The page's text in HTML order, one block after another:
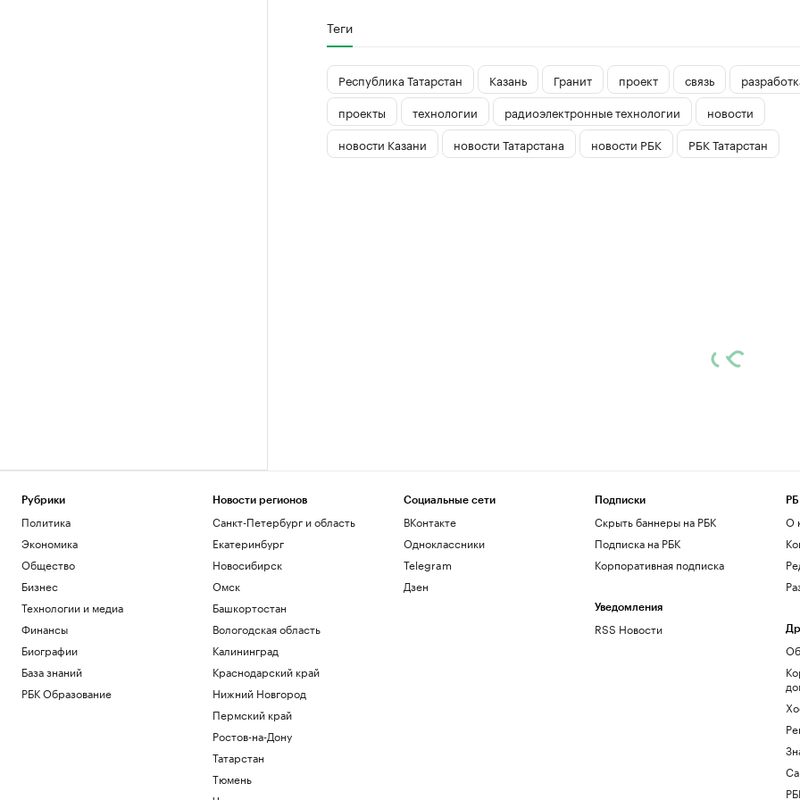
Теги
Республика Татарстан Казань Гранит проект связь
проекты
технологии радиоэлектронные технологии
новости
новости Казани
новости Татарстана новости РБК РБК Татарстан
Рубрики
Политика
Экономика
Общество
Бизнес
Технологии и медиа
Финансы
Биографии
База знаний
РБК Образование
Новости регионов
Санкт-Петербург и область
Екатеринбург
Новосибирск
Омск
Башкортостан
Вологодская область
Калининград
Краснодарский край
Нижний Новгород
Пермский край
Ростов-на-Дону
Татарстан
Тюмень
Социальные сети
ВКонтакте
Одноклассники
Telegram
Дзен
Подписки
Скрыть баннеры на РБК
Подписка на РБК
Корпоративная подписка
Уведомления
RSS Новости
О